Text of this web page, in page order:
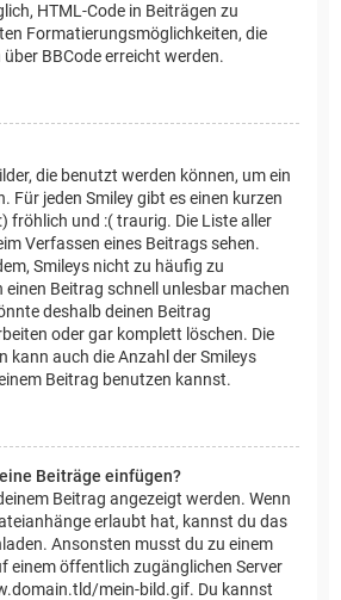
HTML-Code in Beiträgen zu
Formatierungsmöglichkeiten, die
BBCode erreicht werden.
die benutzt werden können, um ein
Für jeden Smiley gibt es einen kurzen
fröhlich und :( traurig. Die Liste aller
Verfassen eines Beitrags sehen.
Smileys nicht zu häufig zu
einen Beitrag schnell unlesbar machen
deshalb deinen Beitrag
oder gar komplett löschen. Die
kann auch die Anzahl der Smileys
Beitrag benutzen kannst.
Beiträge einfügen?
Beitrag angezeigt werden. Wenn
erlaubt hat, kannst du das
Ansonsten musst du zu einem
einem öffentlich zugänglichen Server
mein-bild.gif. Du kannst